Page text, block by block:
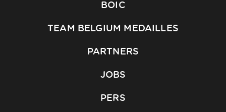
BOIC
TEAM BELGIUM MEDAILLES
PARTNERS
JOBS
PERS